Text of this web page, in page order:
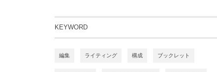
KEYWORD
編集 ライティング 構成 ブックレット